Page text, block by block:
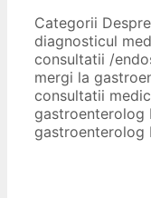
Categorii
diagnosticul
consultatii /
mergi la
consultatii
gastroenterolog
gastroenterolog